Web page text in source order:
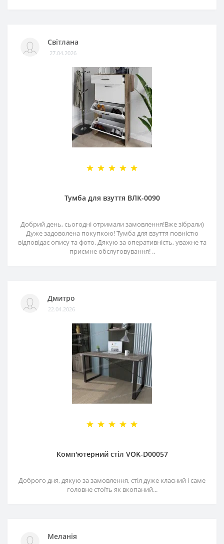
Світлана
27.04.2026
Тумба для взуття ВЛК-0090
Добрий день, сьогодні отримали замовлення!Вже зібрали)
Дуже задоволена покупкою! Тумба для взуття повністю
відповідає опису та фото. Дякую за оперативність, уважне та
приємне обслуговування! ..
Дмитро
22.04.2026
Комп'ютерний стіл VOK-D00057
Доброго дня, дякую за замовлення, стіл дуже класний і саме
головне стоїть як вкопаний...
Меланія